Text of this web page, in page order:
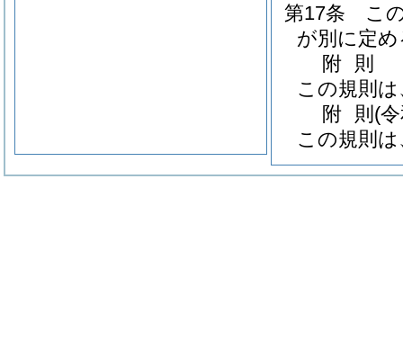
第17条
こ
が別に定
附 則
この規則
附 則 (
この規則